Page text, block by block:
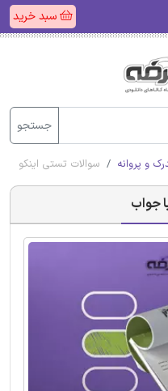
سبد خرید
جستجو
و پروانه سوالات تستی اینکوترمز 2020 با